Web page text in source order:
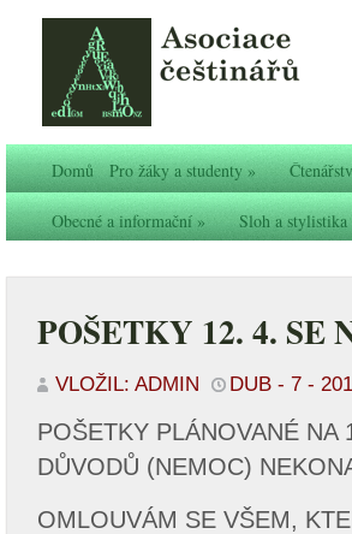
Domů Pro žáky a studenty»
Obecné a informační» Sloh a stylistika
POŠETKY 12. 4. SE
VLOŽIL: ADMIN DUB - 7 -
POŠETKY PLÁNOVANÉ
DŮVODŮ (NEMOC)
OMLOUVÁM SE VŠEM,